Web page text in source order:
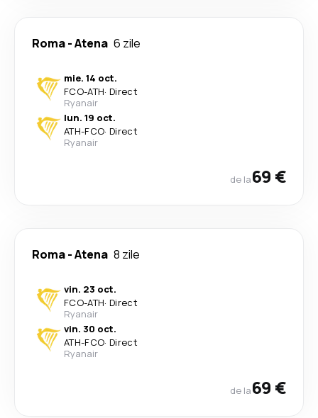
Roma-Atena 6 zile
mie. 14 oct.
FCO-ATH· Direct
Ryanair
lun. 19 oct.
ATH-FCO· Direct
Ryanair
de la69 €
Roma-Atena 8 zile
vin. 23 oct.
FCO-ATH· Direct
Ryanair
vin. 30 oct.
ATH-FCO· Direct
Ryanair
de la69 €